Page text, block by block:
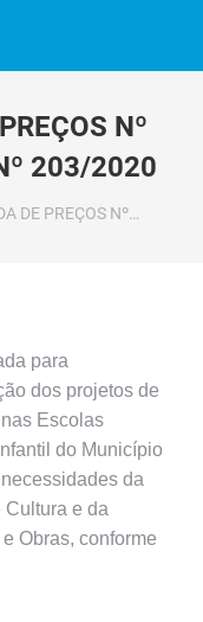
Nº
203/2020
DE PREÇOS Nº…
para
dos projetos de
Escolas
do Município
da
e da
Obras, conforme